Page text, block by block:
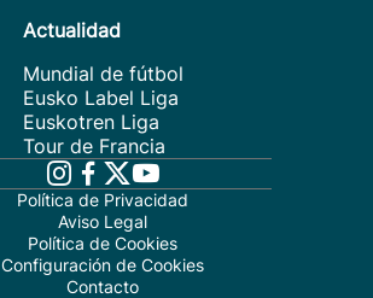
Actualidad
Mundial de fútbol
Eusko Label Liga
Euskotren Liga
Tour de Francia
Política de Privacidad
Aviso Legal
Política de Cookies
Configuración de Cookies
Contacto